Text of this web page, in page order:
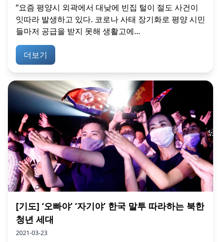
“요즘 평양시 외곽에서 대낮에 빈집 털이 절도 사건이
잇따라 발생하고 있다. 코로나 사태 장기화로 평양 시민
들마저 공급을 받지 못해 생활고에...
더보기
[기도] ‘오빠야’ ‘자기야’ 한국 말투 따라하는 북한
청년 세대
2021-03-23